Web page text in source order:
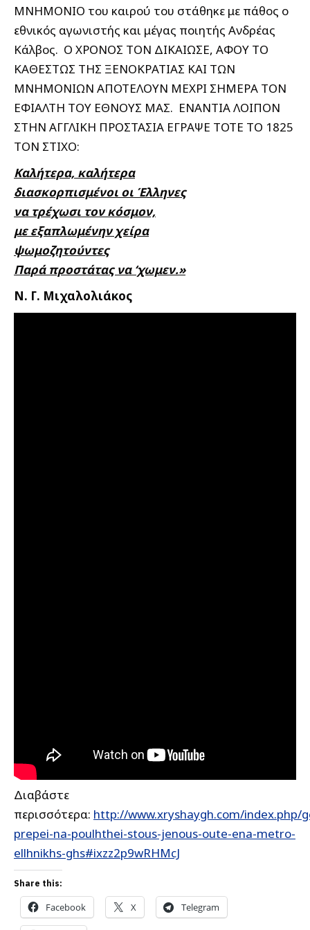
ΜΝΗΜΟΝΙΟ του καιρού του στάθηκε με πάθος ο
εθνικός αγωνιστής και μέγας ποιητής Ανδρέας
Κάλβος. O XΡONOΣ ΤΟΝ ΔΙΚΑΙΩΣΕ, ΑΦΟΥ ΤΟ
ΚΑΘΕΣΤΩΣ ΤΗΣ ΞΕΝΟΚΡΑΤΙΑΣ ΚΑΙ ΤΩΝ
ΜΝΗΜΟΝΙΩΝ ΑΠΟΤΕΛΟΥΝ ΜΕΧΡΙ ΣΗΜΕΡΑ ΤΟΝ
ΕΦΙΑΛΤΗ ΤΟΥ ΕΘΝΟΥΣ ΜΑΣ. ΕΝΑΝΤΙΑ ΛΟΙΠΟΝ
ΣΤΗΝ ΑΓΓΛΙΚΗ ΠΡΟΣΤΑΣΙΑ ΕΓΡΑΨΕ ΤΟΤΕ ΤΟ 1825
ΤΟΝ ΣΤΙΧΟ:
Καλήτερα, καλήτερα
διασκορπισμένοι οι Έλληνες
να τρέχωσι τον κόσμον,
με εξαπλωμένην χείρα
ψωμοζητούντες
Παρά προστάτας να ‘χωμεν.»
Ν. Γ. Μιχαλολιάκος
Διαβάστε
περισσότερα: http://www.xryshaygh.com/index.php/
prepei-na-poulhthei-stous-jenous-oute-ena-metro-
ellhnikhs-ghs#ixzz2p9wRHMcJ
Share this:
Facebook X Telegram